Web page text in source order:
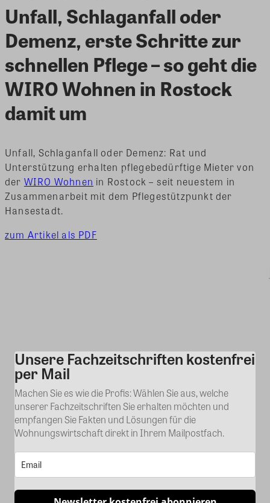
Unfall, Schlaganfall oder
Demenz, erste Schritte zur
schnellen Pflege – so geht die
WIRO Wohnen in Rostock
damit um
Unfall, Schlaganfall oder Demenz: Rat und
Unterstützung erhalten pflegebedürftige Mieter von
der WIRO Wohnen in Rostock – seit neuestem in
Zusammenarbeit mit dem Pflegestützpunkt der
Hansestadt.
zum Artikel als PDF
Kommentar
Unsere Fachzeitschriften kostenfrei
per Mail
Machen Sie es wie die Profis: Wählen Sie aus, welche
unserer Fachzeitschriften Sie erhalten möchten und
empfangen Sie Fakten und Lösungen für die
Wohnungswirtschaft direkt in Ihrem Mailpostfach.